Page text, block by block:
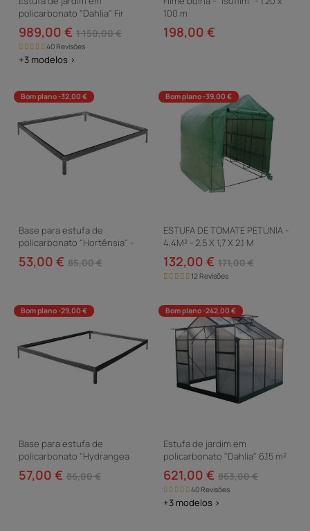
policarbonato "Dahlia" Fir
Green 13,29 m²
989,00 € 1 150,00 €
40 Revisões
+3 modelos >
100 m
198,00 €
Bom plano -32,00 €
Base para estufa de
policarbonato "Hortênsia" -
3,65 m² - 192 x 190 x 8 cm
53,00 € 85,00 €
Bom plano -39,00 €
ESTUFA DE TOMATE PETÚNIA -
4,4M² - 2,5 X 1,7 X 2,1 M
132,00 € 171,00 €
12 Revisões
Bom plano -29,00 €
Base para estufa de
policarbonato "Hydrangea
4,8m²" Cor Zinco
57,00 € 86,00 €
Bom plano -242,00 €
Estufa de jardim em
policarbonato "Dahlia" 6,15 m²
Fir Green
621,00 € 863,00 €
40 Revisões
+3 modelos >